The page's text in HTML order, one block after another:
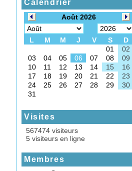
Calendrier
Visites
567474 visiteurs
5 visiteurs en ligne
Membres